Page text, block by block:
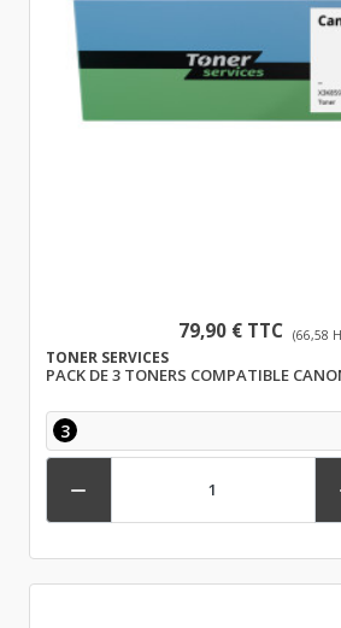
79,90 € TTC (66,58
TONER SERVICES
PACK DE 3 TONERS COMPATIBLE
3
